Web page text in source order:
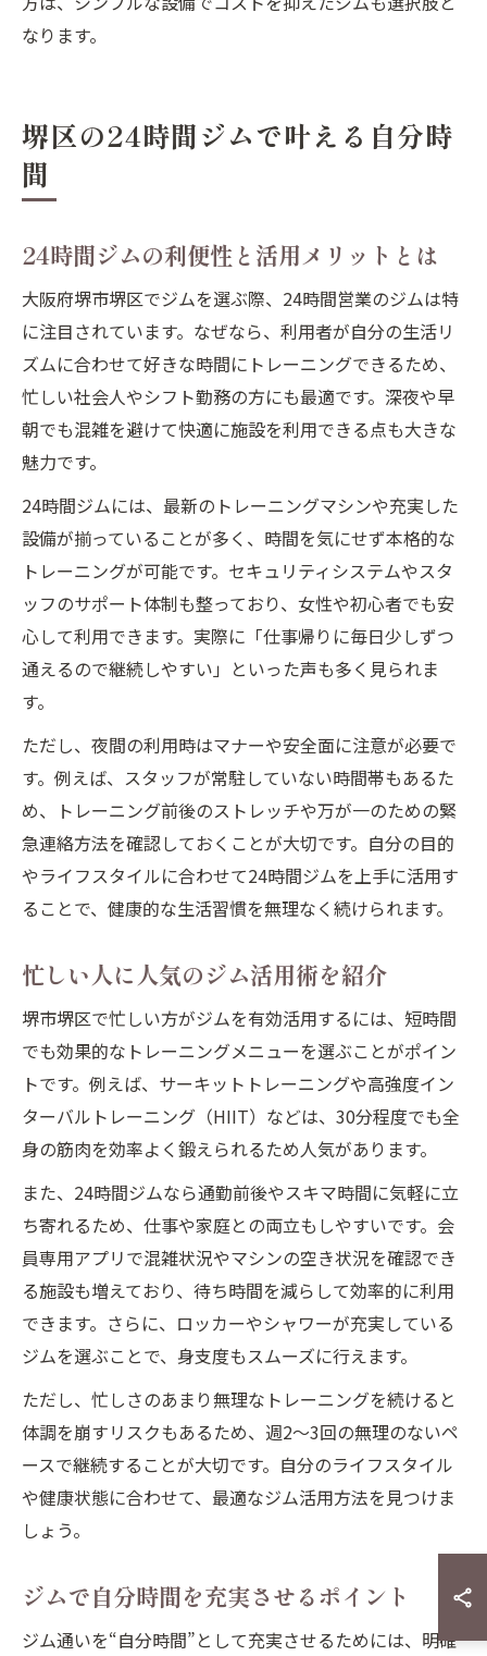
なります。
堺区の24時間ジムで叶える自分時
間
24時間ジムの利便性と活用メリットとは
大阪府堺市堺区でジムを選ぶ際、24時間営業のジムは特
に注目されています。なぜなら、利用者が自分の生活リ
ズムに合わせて好きな時間にトレーニングできるため、
忙しい社会人やシフト勤務の方にも最適です。深夜や早
朝でも混雑を避けて快適に施設を利用できる点も大きな
魅力です。
24時間ジムには、最新のトレーニングマシンや充実した
設備が揃っていることが多く、時間を気にせず本格的な
トレーニングが可能です。セキュリティシステムやスタ
ッフのサポート体制も整っており、女性や初心者でも安
心して利用できます。実際に「仕事帰りに毎日少しずつ
通えるので継続しやすい」といった声も多く見られま
す。
ただし、夜間の利用時はマナーや安全面に注意が必要で
す。例えば、スタッフが常駐していない時間帯もあるた
め、トレーニング前後のストレッチや万が一のための緊
急連絡方法を確認しておくことが大切です。自分の目的
やライフスタイルに合わせて24時間ジムを上手に活用す
ることで、健康的な生活習慣を無理なく続けられます。
忙しい人に人気のジム活用術を紹介
堺市堺区で忙しい方がジムを有効活用するには、短時間
でも効果的なトレーニングメニューを選ぶことがポイン
トです。例えば、サーキットトレーニングや高強度イン
ターバルトレーニング（HIIT）などは、30分程度でも全
身の筋肉を効率よく鍛えられるため人気があります。
また、24時間ジムなら通勤前後やスキマ時間に気軽に立
ち寄れるため、仕事や家庭との両立もしやすいです。会
員専用アプリで混雑状況やマシンの空き状況を確認でき
る施設も増えており、待ち時間を減らして効率的に利用
できます。さらに、ロッカーやシャワーが充実している
ジムを選ぶことで、身支度もスムーズに行えます。
ただし、忙しさのあまり無理なトレーニングを続けると
体調を崩すリスクもあるため、週2〜3回の無理のないペ
ースで継続することが大切です。自分のライフスタイル
や健康状態に合わせて、最適なジム活用方法を見つけま
しょう。
ジムで自分時間を充実させるポイント
ジム通いを“自分時間”として充実させるためには、明確